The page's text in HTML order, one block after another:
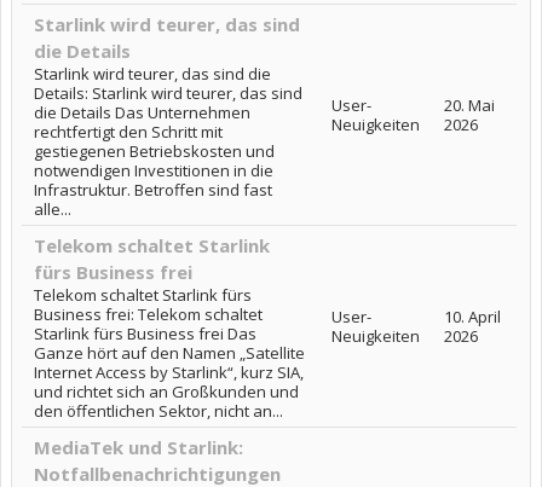
Starlink wird teurer, das sind
die Details
Starlink wird teurer, das sind die
Details: Starlink wird teurer, das sind
die Details Das Unternehmen
rechtfertigt den Schritt mit
gestiegenen Betriebskosten und
notwendigen Investitionen in die
Infrastruktur. Betroffen sind fast
alle...
User-
Neuigkeiten
20. Mai
2026
Telekom schaltet Starlink
fürs Business frei
Telekom schaltet Starlink fürs
Business frei: Telekom schaltet
Starlink fürs Business frei Das
Ganze hört auf den Namen „Satellite
Internet Access by Starlink“, kurz SIA,
und richtet sich an Großkunden und
den öffentlichen Sektor, nicht an...
User-
Neuigkeiten
10. April
2026
MediaTek und Starlink:
Notfallbenachrichtigungen